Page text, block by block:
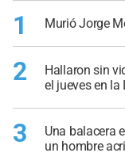
1 Murió Jorge
2
Hallaron sin
el jueves en
3
Una balacera
un hombre